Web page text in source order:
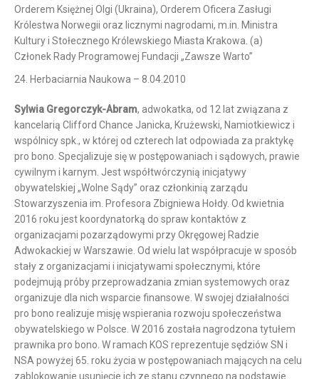
Orderem Księżnej Olgi (Ukraina), Orderem Oficera Zasługi
Królestwa Norwegii oraz licznymi nagrodami, m.in. Ministra
Kultury i Stołecznego Królewskiego Miasta Krakowa. (a)
Członek Rady Programowej Fundacji „Zawsze Warto”
24. Herbaciarnia Naukowa – 8.04.2010
Sylwia Gregorczyk-Abram, adwokatka, od 12 lat związana z
kancelarią Clifford Chance Janicka, Krużewski, Namiotkiewicz i
wspólnicy spk., w której od czterech lat odpowiada za praktykę
pro bono. Specjalizuje się w postępowaniach i sądowych, prawie
cywilnym i karnym. Jest współtwórczynią inicjatywy
obywatelskiej „Wolne Sądy” oraz członkinią zarządu
Stowarzyszenia im. Profesora Zbigniewa Hołdy. Od kwietnia
2016 roku jest koordynatorką do spraw kontaktów z
organizacjami pozarządowymi przy Okręgowej Radzie
Adwokackiej w Warszawie. Od wielu lat współpracuje w sposób
stały z organizacjami i inicjatywami społecznymi, które
podejmują próby przeprowadzania zmian systemowych oraz
organizuje dla nich wsparcie finansowe. W swojej działalności
pro bono realizuje misję wspierania rozwoju społeczeństwa
obywatelskiego w Polsce. W 2016 została nagrodzona tytułem
prawnika pro bono. W ramach KOS reprezentuje sędziów SN i
NSA powyżej 65. roku życia w postępowaniach mających na celu
zablokowanie usunięcie ich ze stanu czynnego na podstawie